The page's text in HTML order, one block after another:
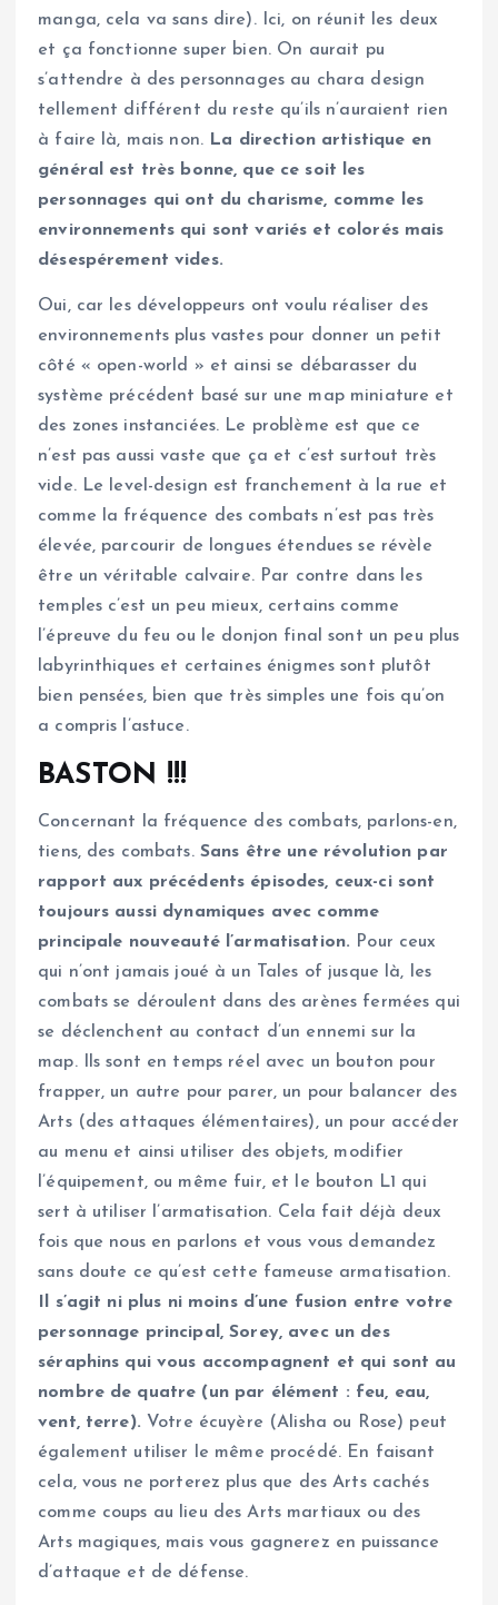
manga, cela va sans dire). Ici, on réunit les deux
et ça fonctionne super bien. On aurait pu
s’attendre à des personnages au chara design
tellement différent du reste qu’ils n’auraient rien
à faire là, mais non. La direction artistique en
général est très bonne, que ce soit les
personnages qui ont du charisme, comme les
environnements qui sont variés et colorés mais
désespérement vides.
Oui, car les développeurs ont voulu réaliser des
environnements plus vastes pour donner un petit
côté « open-world » et ainsi se débarasser du
système précédent basé sur une map miniature et
des zones instanciées. Le problème est que ce
n’est pas aussi vaste que ça et c’est surtout très
vide. Le level-design est franchement à la rue et
comme la fréquence des combats n’est pas très
élevée, parcourir de longues étendues se révèle
être un véritable calvaire. Par contre dans les
temples c’est un peu mieux, certains comme
l’épreuve du feu ou le donjon final sont un peu plus
labyrinthiques et certaines énigmes sont plutôt
bien pensées, bien que très simples une fois qu’on
a compris l’astuce.
BASTON !!!
Concernant la fréquence des combats, parlons-en,
tiens, des combats. Sans être une révolution par
rapport aux précédents épisodes, ceux-ci sont
toujours aussi dynamiques avec comme
principale nouveauté l’armatisation. Pour ceux
qui n’ont jamais joué à un Tales of jusque là, les
combats se déroulent dans des arènes fermées qui
se déclenchent au contact d’un ennemi sur la
map. Ils sont en temps réel avec un bouton pour
frapper, un autre pour parer, un pour balancer des
Arts (des attaques élémentaires), un pour accéder
au menu et ainsi utiliser des objets, modifier
l’équipement, ou même fuir, et le bouton L1 qui
sert à utiliser l’armatisation. Cela fait déjà deux
fois que nous en parlons et vous vous demandez
sans doute ce qu’est cette fameuse armatisation.
Il s’agit ni plus ni moins d’une fusion entre votre
personnage principal, Sorey, avec un des
séraphins qui vous accompagnent et qui sont au
nombre de quatre (un par élément : feu, eau,
vent, terre). Votre écuyère (Alisha ou Rose) peut
également utiliser le même procédé. En faisant
cela, vous ne porterez plus que des Arts cachés
comme coups au lieu des Arts martiaux ou des
Arts magiques, mais vous gagnerez en puissance
d’attaque et de défense.